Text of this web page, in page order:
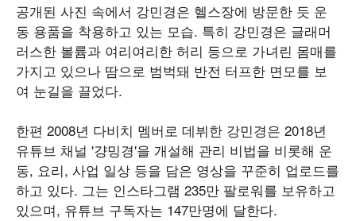
공개된 사진 속에서 강민경은 헬스장에 방문한 듯 운
동 용품을 착용하고 있는 모습. 특히 강민경은 글래머
러스한 볼륨과 여리여리한 허리 등으로 가녀린 몸매를
가지고 있으나 땀으로 범벅돼 반전 터프한 면모를 보
여 눈길을 끌었다.
한편 2008년 다비치 멤버로 데뷔한 강민경은 2018년
유튜브 채널 '걍밍경'을 개설해 관리 비법을 비롯해 운
동, 요리, 사업 일상 등을 담은 영상을 꾸준히 업로드를
하고 있다. 그는 인스타그램 235만 팔로워를 보유하고
있으며, 유튜브 구독자는 147만명에 달한다.